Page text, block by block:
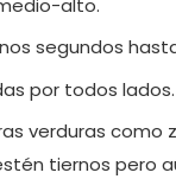
alto.
segundos
por todos lados.
verduras como
tiernos pero